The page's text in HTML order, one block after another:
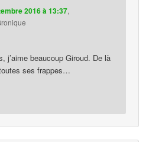
2016 à 13:37,
j’aime beaucoup Giroud. De là
ses frappes…